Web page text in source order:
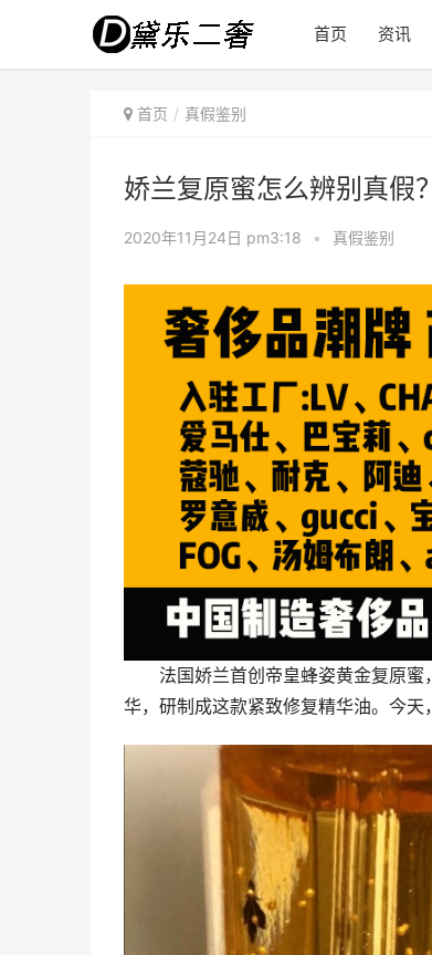
首页 资讯
首页 真假鉴别
娇兰复原蜜怎么辨别真假？
2020年11月24日 pm3:18 • 真假鉴别
法国娇兰首创帝皇蜂姿黄金复原
华，研制成这款紧致修复精华油。今天